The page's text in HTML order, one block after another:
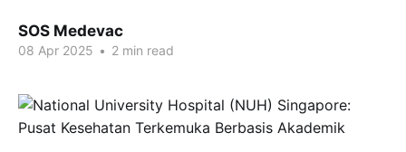
SOS Medevac
08 Apr 2025 • 2 min read